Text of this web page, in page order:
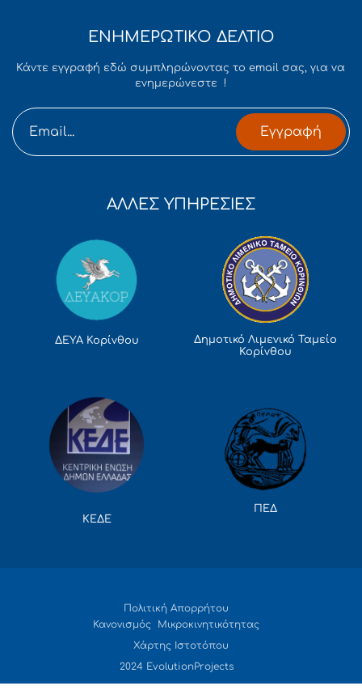
ΕΝΗΜΕΡΩΤΙΚΟ ΔΕΛΤΙΟ
Κάντε εγγραφή εδώ συμπληρώνοντας το email σας, για να
ενημερώνεστε !
Εγγραφή
ΑΛΛΕΣ ΥΠΗΡΕΣΙΕΣ
ΔΕΥΑ Κορίνθου
Δημοτικό Λιμενικό Ταμείο
Κορίνθου
ΚΕΔΕ
ΠΕΔ
Πολιτική Απορρήτου
Κανονισμός Μικροκινητικότητας
Χάρτης Ιστοτόπου
2024 EvolutionProjects